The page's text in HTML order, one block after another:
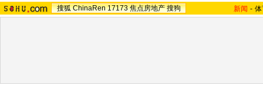
搜狐 ChinaRen 17173 焦点房地产 搜狗 新闻 -